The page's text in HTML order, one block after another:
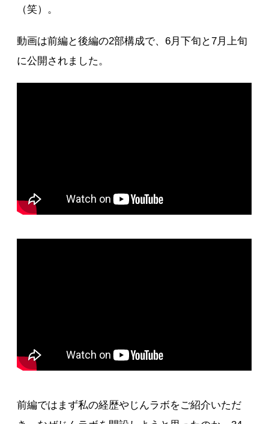
（笑）。
動画は前編と後編の2部構成で、6月下旬と7月上旬
に公開されました。
前編ではまず私の経歴やじんラボをご紹介いただ